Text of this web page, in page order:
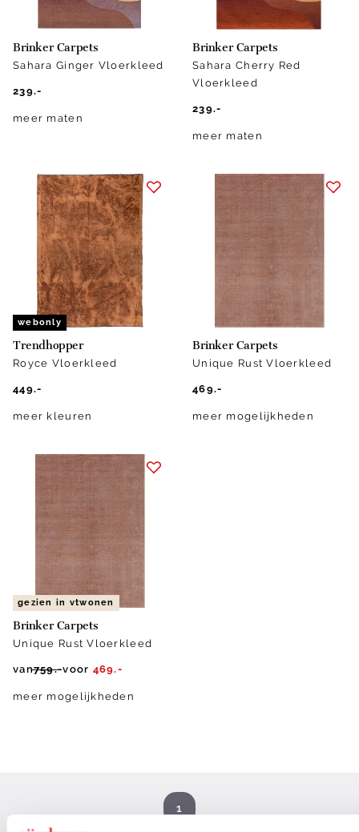
Brinker Carpets
Sahara Ginger Vloerkleed
239.-
meer maten
Brinker Carpets
Sahara Cherry Red
Vloerkleed
239.-
meer maten
webonly
Trendhopper
Royce Vloerkleed
449.-
meer kleuren
Brinker Carpets
Unique Rust Vloerkleed
469.-
meer mogelijkheden
gezien in vtwonen
Brinker Carpets
Unique Rust Vloerkleed
van759.-voor 469.-
meer mogelijkheden
1